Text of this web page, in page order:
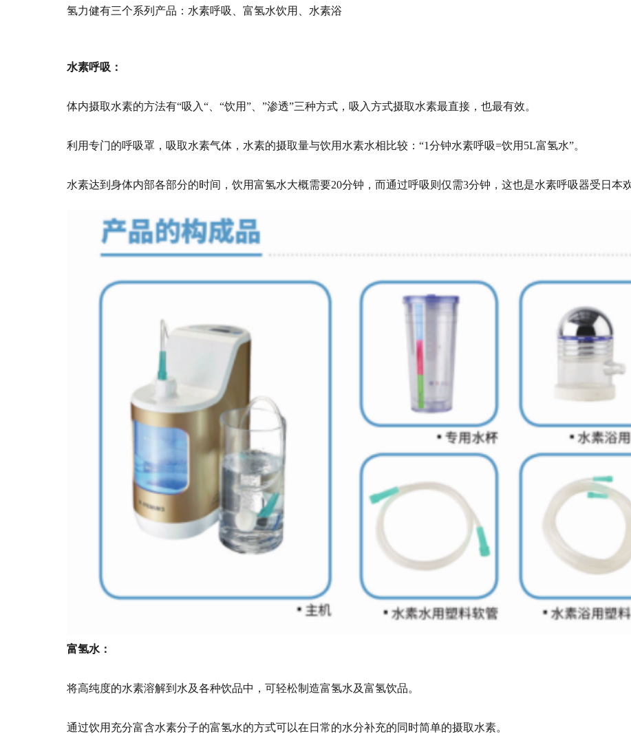
氢力健有三个系列产品：水素呼吸、富氢水饮用、水素浴
水素呼吸：
体内摄取水素的方法有“吸入“、“饮用”、”渗透”三种方式，吸入方式摄取水素最直接，也最有效。
利用专门的呼吸罩，吸取水素气体，水素的摄取量与饮用水素水相比较：“1分钟水素呼吸=饮用5L富氢水”。
水素达到身体内部各部分的时间，饮用富氢水大概需要20分钟，而通过呼吸则仅需3分钟，这也是水素呼吸器受日本
富氢水：
将高纯度的水素溶解到水及各种饮品中，可轻松制造富氢水及富氢饮品。
通过饮用充分富含水素分子的富氢水的方式可以在日常的水分补充的同时简单的摄取水素。